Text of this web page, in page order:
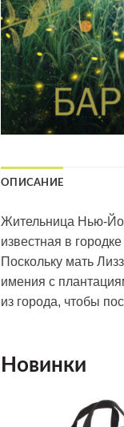
ОПИСАНИЕ
Жительница Нью-
известная в
Поскольку мать
имения с
из города, чтобы
Новинки